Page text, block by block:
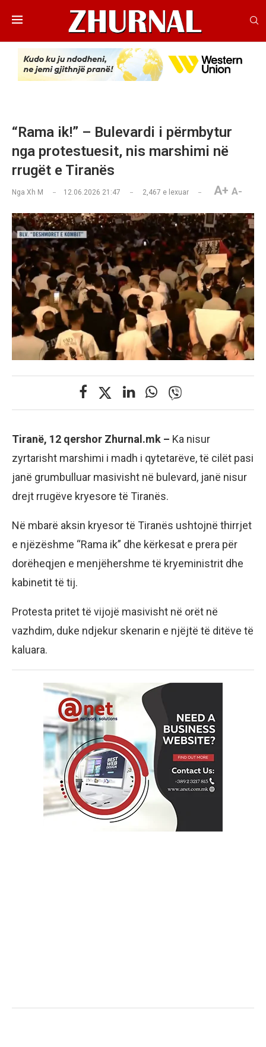
“Rama ik!” – Bulevardi i përmbytur
nga protestuesit, nis marshimi në
rrugët e Tiranës
Nga Xh M 12.06.2026 21:47 2,467 e lexuar A+ A-
Tiranë, 12 qershor Zhurnal.mk – Ka nisur
zyrtarisht marshimi i madh i qytetarëve, të cilët pasi
janë grumbulluar masivisht në bulevard, janë nisur
drejt rrugëve kryesore të Tiranës.
Në mbarë aksin kryesor të Tiranës ushtojnë thirrjet
e njëzëshme “Rama ik” dhe kërkesat e prera për
dorëheqjen e menjëhershme të kryeministrit dhe
kabinetit të tij.
Protesta pritet të vijojë masivisht në orët në
vazhdim, duke ndjekur skenarin e njëjtë të ditëve të
kaluara.